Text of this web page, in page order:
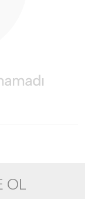
OL